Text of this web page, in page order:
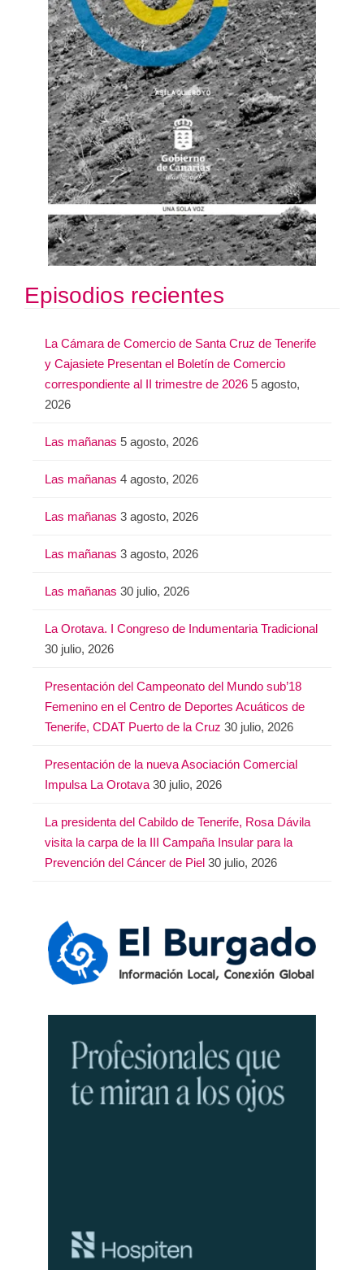
Episodios recientes
La Cámara de Comercio de Santa Cruz de Tenerife
y Cajasiete Presentan el Boletín de Comercio
correspondiente al II trimestre de 2026 5 agosto,
2026
Las mañanas 5 agosto, 2026
Las mañanas 4 agosto, 2026
Las mañanas 3 agosto, 2026
Las mañanas 3 agosto, 2026
Las mañanas 30 julio, 2026
La Orotava. I Congreso de Indumentaria Tradicional
30 julio, 2026
Presentación del Campeonato del Mundo sub’18
Femenino en el Centro de Deportes Acuáticos de
Tenerife, CDAT Puerto de la Cruz 30 julio, 2026
Presentación de la nueva Asociación Comercial
Impulsa La Orotava 30 julio, 2026
La presidenta del Cabildo de Tenerife, Rosa Dávila
visita la carpa de la III Campaña Insular para la
Prevención del Cáncer de Piel 30 julio, 2026